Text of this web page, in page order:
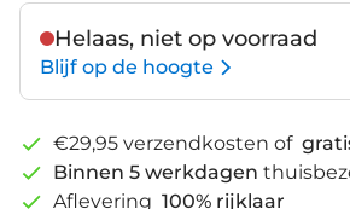
Helaas, niet op voorraad
Blijf op de hoogte
€29,95 verzendkosten of
Binnen 5 werkdagen
Aflevering 100% rijklaar